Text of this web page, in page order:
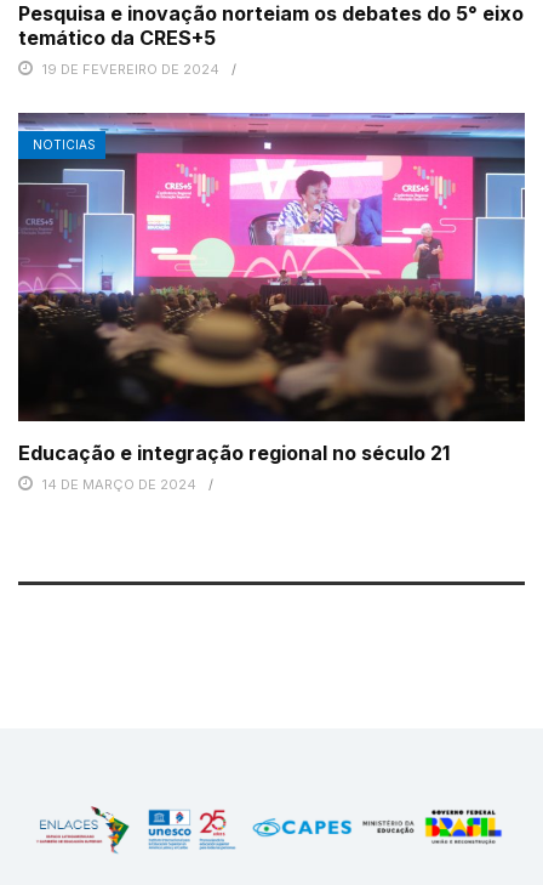
Pesquisa e inovação norteiam os debates do 5° eixo
temático da CRES+5
19 DE FEVEREIRO DE 2024
NOTICIAS
Educação e integração regional no século 21
14 DE MARÇO DE 2024